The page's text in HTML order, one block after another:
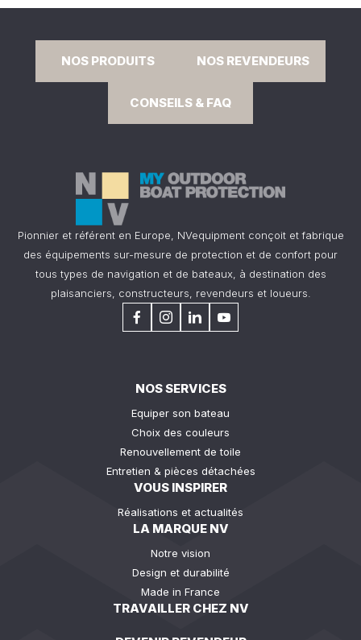
NOS PRODUITS NOS REVENDEURS
CONSEILS & FAQ
Pionnier et référent en Europe, NVequipment conçoit et fabrique
des équipements sur-mesure de protection et de confort pour
tous types de navigation et de bateaux, à destination des
plaisanciers, constructeurs, revendeurs et loueurs.
NOS SERVICES
Equiper son bateau
Choix des couleurs
Renouvellement de toile
Entretien & pièces détachées
VOUS INSPIRER
Réalisations et actualités
LA MARQUE NV
Notre vision
Design et durabilité
Made in France
TRAVAILLER CHEZ NV